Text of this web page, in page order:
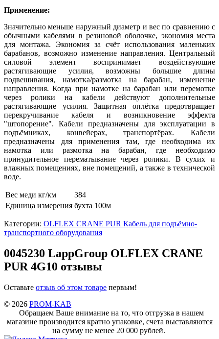
Применение:
Значительно меньше наружный диаметр и вес по сравнению с
обычными кабелями в резиновой оболочке, экономия места
для монтажа. Экономия за счёт использования маленьких
барабанов, возможно изменение направления. Центральный
силовой элемент воспринимает воздействующие
растягивающие усилия, возможны большие длины
подвешивания, намотка/размотка на барабан, изменение
направления. Когда при намотке на барабан или перемотке
через ролики на кабели действуют дополнительные
растягивающие усилия. Защитная оплётка предотвращает
перекручивание кабеля и возникновение эффекта
"штопорение". Кабели предназначены для эксплуатации в
подъёмниках, конвейерах, транспортёрах. Кабели
предназначены для применения там, где необходима их
намотка или размотка на барабан, где необходимо
принудительное перематывание через ролики. В сухих и
влажных помещениях, вне помещений, а также в технической
воде.
Вес меди кг/км
384
Единица измерения бухта 100м
Категории: OLFLEX CRANE PUR Кабель для подъёмно-
транспортного оборудования
0045230 LappGroup OLFLEX CRANE
PUR 4G10 отзывы
Оставьте отзыв об этом товаре первым!
© 2026 PROM-KAB
Обращаем Ваше внимание на то, что отгрузка в нашем
магазине производится кратно упаковке, счета выставляются
на сумму не менее 20 000 рублей.